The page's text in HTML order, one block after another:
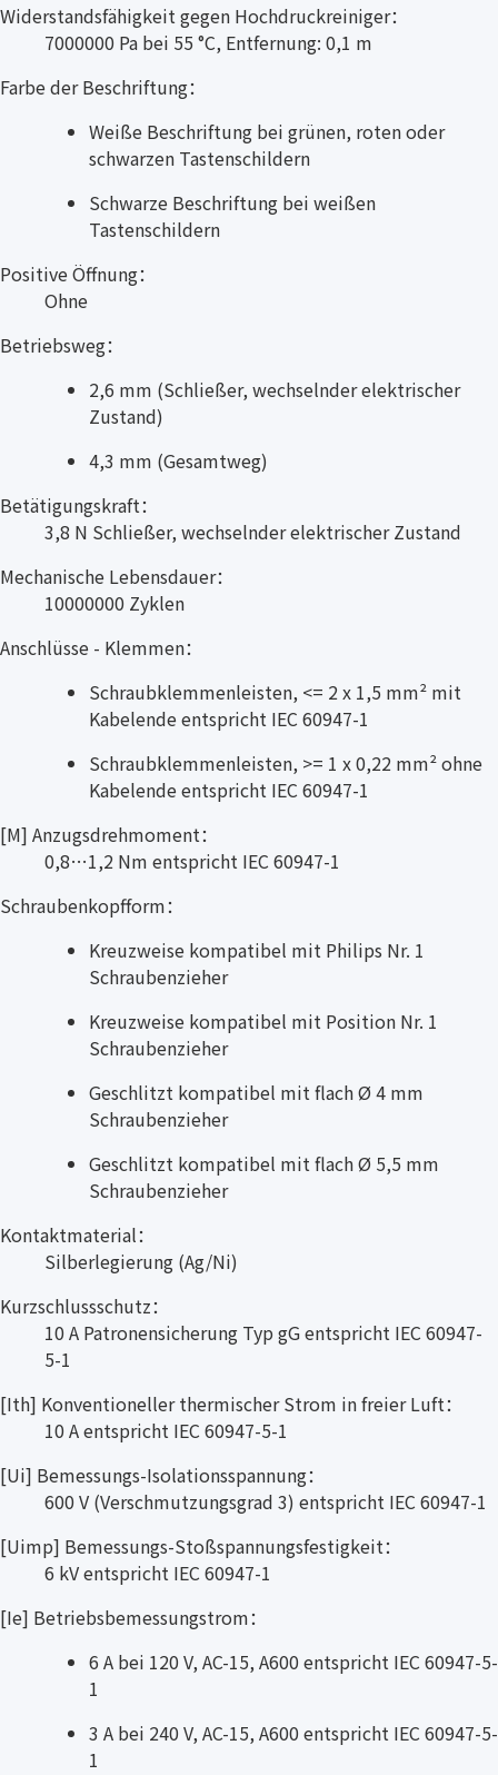
Widerstandsfähigkeit gegen Hochdruckreiniger：
7000000 Pa bei 55 °C, Entfernung: 0,1 m
Farbe der Beschriftung：
Weiße Beschriftung bei grünen, roten oder
schwarzen Tastenschildern
Schwarze Beschriftung bei weißen
Tastenschildern
Positive Öffnung：
Ohne
Betriebsweg：
2,6 mm (Schließer, wechselnder elektrischer
Zustand)
4,3 mm (Gesamtweg)
Betätigungskraft：
3,8 N Schließer, wechselnder elektrischer Zustand
Mechanische Lebensdauer：
10000000 Zyklen
Anschlüsse - Klemmen：
Schraubklemmenleisten, <= 2 x 1,5 mm² mit
Kabelende entspricht IEC 60947-1
Schraubklemmenleisten, >= 1 x 0,22 mm² ohne
Kabelende entspricht IEC 60947-1
[M] Anzugsdrehmoment：
0,8…1,2 Nm entspricht IEC 60947-1
Schraubenkopfform：
Kreuzweise kompatibel mit Philips Nr. 1
Schraubenzieher
Kreuzweise kompatibel mit Position Nr. 1
Schraubenzieher
Geschlitzt kompatibel mit flach Ø 4 mm
Schraubenzieher
Geschlitzt kompatibel mit flach Ø 5,5 mm
Schraubenzieher
Kontaktmaterial：
Silberlegierung (Ag/Ni)
Kurzschlussschutz：
10 A Patronensicherung Typ gG entspricht IEC 60947-
5-1
[Ith] Konventioneller thermischer Strom in freier Luft：
10 A entspricht IEC 60947-5-1
[Ui] Bemessungs-Isolationsspannung：
600 V (Verschmutzungsgrad 3) entspricht IEC 60947-1
[Uimp] Bemessungs-Stoßspannungsfestigkeit：
6 kV entspricht IEC 60947-1
[Ie] Betriebsbemessungstrom：
6 A bei 120 V, AC-15, A600 entspricht IEC 60947-5-
1
3 A bei 240 V, AC-15, A600 entspricht IEC 60947-5-
1